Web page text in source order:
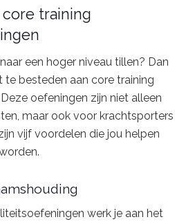
training
een hoger niveau tillen? Dan
besteden aan core training
oefeningen zijn niet alleen
maar ook voor krachtsporters
vijf voordelen die jou helpen
werk je aan het